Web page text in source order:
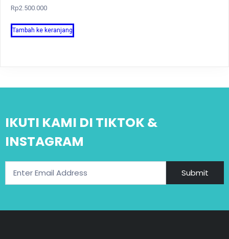
Rp2.500.000
Tambah ke keranjang
IKUTI KAMI DI TIKTOK &
INSTAGRAM
Submit